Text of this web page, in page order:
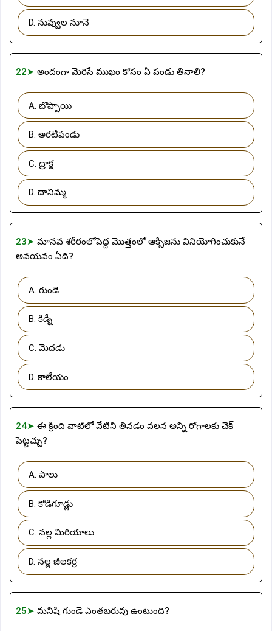
D. నువ్వుల నూనె
22➤ అందంగా మెరిసే ముఖం కోసం ఏ పండు తినాలి?
A. బొప్పాయి
B. అరటిపండు
C. ద్రాక్ష
D. దానిమ్మ
23➤ మానవ శరీరంలోపెద్ద మొత్తంలో ఆక్సిజను వినియోగించుకునే
అవయవం ఏది?
A. గుండె
B. కిడ్నీ
C. మెదడు
D. కాలేయం
24➤ ఈ క్రింది వాటిలో వేటిని తినడం వలన అన్ని రోగాలకు చెక్
పెట్టచ్చు?
A. పాలు
B. కోడిగూడ్లు
C. నల్ల మిరియాలు
D. నల్ల జీలకర్ర
25➤ మనిషి గుండె ఎంతబరువు ఉంటుంది?